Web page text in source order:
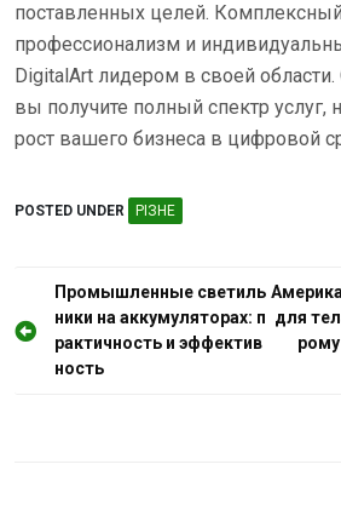
поставленных целей.
профессионализм и
DigitalArt лидером в своей
вы получите полный спектр услуг,
рост вашего бизнеса в цифровой
POSTED UNDER РІЗНЕ
а
Промышленные светиль
ники на аккумуляторах: п
рактичность и эффектив
ность
для